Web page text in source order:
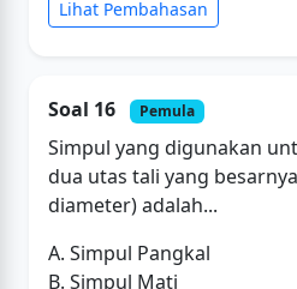
Lihat Pembahasan
Soal 16 Pemula
Simpul yang digunakan
dua utas tali yang
diameter) adalah...
A. Simpul Pangkal
B. Simpul Mati